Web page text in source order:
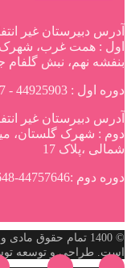
آدرس دبیرستان غیر
اول : همت غرب، شهرک
بنفشه نهم، نبش گلفام
دوره اول : 44925903 - 44925907
آدرس دبیرستان غیر
دوم : شهرک گلستان،
شمالی ،پلاک 17
دوره دوم :44757646-44757648
© 1400 تمام حقوق
است. طراحی و توسعه